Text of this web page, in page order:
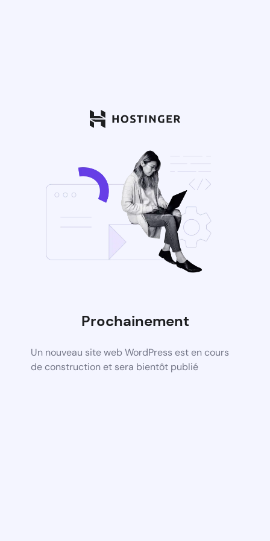
Prochainement
Un nouveau site web WordPress est en cours
de construction et sera bientôt publié